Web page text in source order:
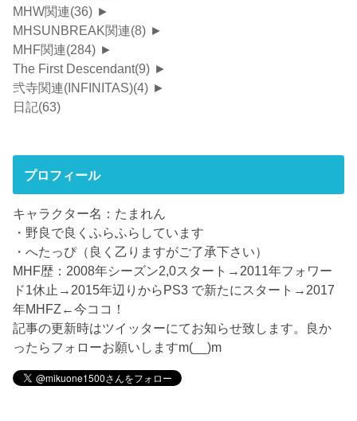
MHW関連(36) ►
MHSUNBREAK関連(8) ►
MHF関連(284) ►
The First Descendant(9) ►
弐寺関連(INFINITAS)(4) ►
日記(63)
プロフィール
キャラクター名：たまれん
・野良で良くふらふらしています
・へたっぴ（良く乙りますがご了承下さい）
MHF歴：2008年シーズン2,0スタート→2011年フォワー
ド1休止→2015年辺りからPS3 で新たにスタート→2017
年MHFZ←今ココ！
記事の更新時はツイッターにてお知らせ致します。良か
ったらフォローお願いしますm(__)m